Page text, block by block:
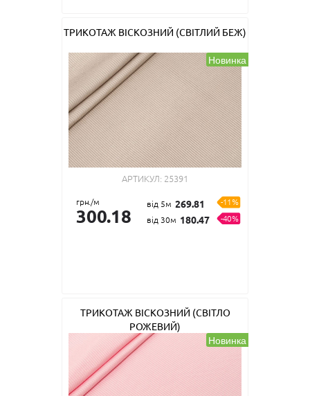
ТРИКОТАЖ ВІСКОЗНИЙ (СВІТЛИЙ БЕЖ)
Новинка
АРТИКУЛ: 25391
грн./м
300.18
від 5м 269.81
-11%
від 30м 180.47 -40%
ТРИКОТАЖ ВІСКОЗНИЙ (СВІТЛО
РОЖЕВИЙ)
Новинка